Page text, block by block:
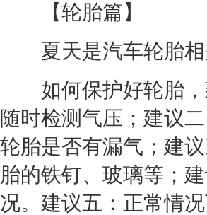
【轮胎篇】
夏天是汽车轮胎
如何保护好轮胎
随时检测气压；建议
轮胎是否有漏气；建议
胎的铁钉、玻璃等；
况。建议五：正常情